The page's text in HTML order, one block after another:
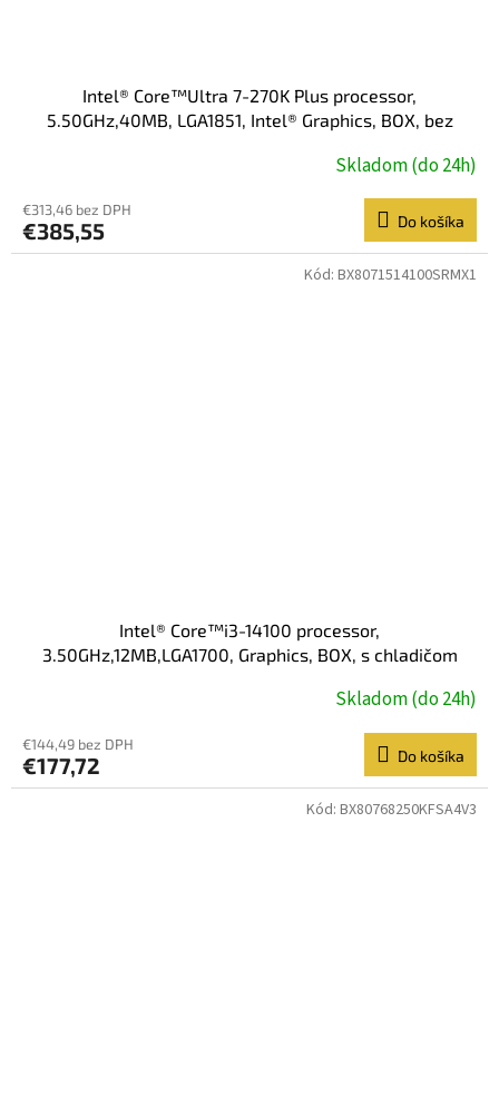
Intel® Core™Ultra 7-270K Plus processor,
5.50GHz,40MB, LGA1851, Intel® Graphics, BOX, bez
Skladom (do 24h)
€313,46 bez DPH
€385,55 Do košíka
Intel® Core™i3-14100 processor,
3.50GHz,12MB,LGA1700, Graphics, BOX, s chladičom
Skladom (do 24h)
€144,49 bez DPH
€177,72 Do košíka
Kód: BX8071514100SRMX1
Kód: BX80768250KFSA4V3